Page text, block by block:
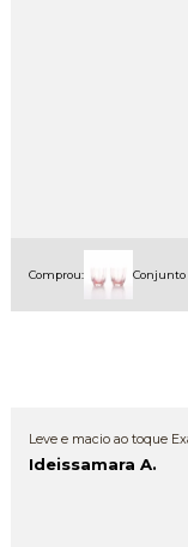
Comprou: Conjunto
Leve e macio ao toque
Ideissamara A.